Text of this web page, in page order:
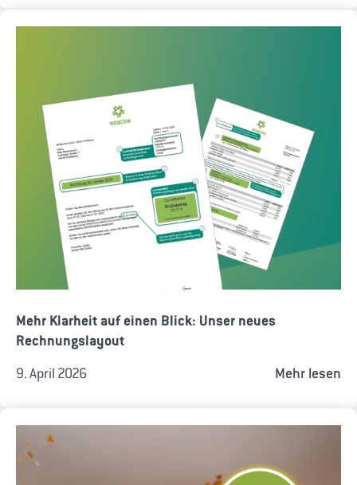
Mehr Klarheit auf einen Blick: Unser neues
Rechnungslayout
9. April 2026 Mehr lesen